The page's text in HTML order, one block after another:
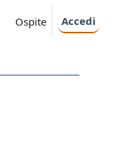
Ospite Accedi